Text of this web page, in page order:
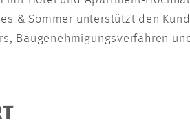
& Sommer unterstützt den
Baugenehmigungsverfahren